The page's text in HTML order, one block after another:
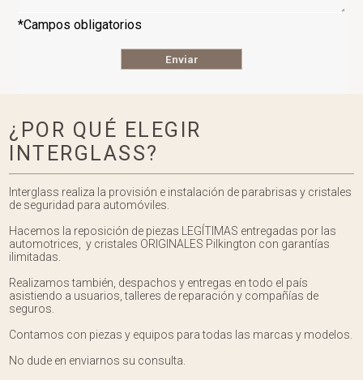
*Campos obligatorios
¿POR QUÉ ELEGIR
INTERGLASS?
Interglass realiza la provisión e instalación de parabrisas y cristales
de seguridad para automóviles.
Hacemos la reposición de piezas LEGÍTIMAS entregadas por las
automotrices, y cristales ORIGINALES Pilkington con garantías
ilimitadas.
Realizamos también, despachos y entregas en todo el país
asistiendo a usuarios, talleres de reparación y compañías de
seguros.
Contamos con piezas y equipos para todas las marcas y modelos.
No dude en enviarnos su consulta.